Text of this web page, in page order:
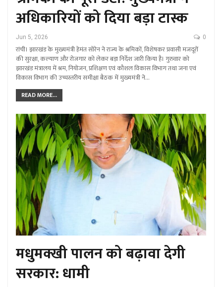
अधिकारियों को दिया बड़ा टास्क
Jun 5, 2026 0
रांची। झारखंड के मुख्यमंत्री हेमंत सोरेन ने राज्य के श्रमिकों, विशेषकर प्रवासी मजदूरों
की सुरक्षा, कल्याण और रोजगार को लेकर बड़ा निर्देश जारी किया है। गुरुवार को
झारखंड मंत्रालय में श्रम, नियोजन, प्रशिक्षण एवं कौशल विकास विभाग तथा जना एवं
विकास विभाग की उच्चस्तरीय समीक्षा बैठक में मुख्यमंत्री ने…
READ MORE...
मधुमक्खी पालन को बढ़ावा देगी
सरकार: धामी